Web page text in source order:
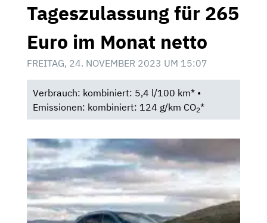
Tageszulassung für 265
Euro im Monat netto
FREITAG, 24. NOVEMBER 2023 UM 15:07
Verbrauch: kombiniert: 5,4 l/100 km* •
Emissionen: kombiniert: 124 g/km CO2*